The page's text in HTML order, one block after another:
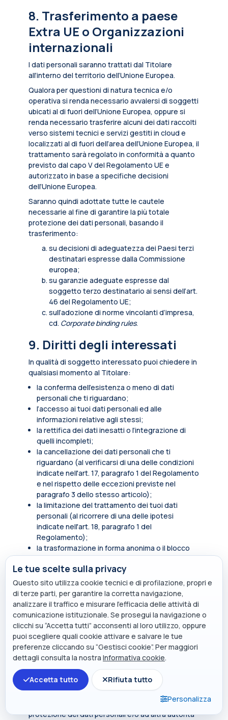
8. Trasferimento a paese
Extra UE o Organizzazioni
internazionali
I dati personali saranno trattati dal Titolare
all’interno del territorio dell’Unione Europea.
Qualora per questioni di natura tecnica e/o
operativa si renda necessario avvalersi di soggetti
ubicati al di fuori dell’Unione Europea, oppure si
renda necessario trasferire alcuni dei dati raccolti
verso sistemi tecnici e servizi gestiti in cloud e
localizzati al di fuori dell’area dell’Unione Europea, il
trattamento sarà regolato in conformità a quanto
previsto dal capo V del Regolamento UE e
autorizzato in base a specifiche decisioni
dell’Unione Europea.
Saranno quindi adottate tutte le cautele
necessarie al fine di garantire la più totale
protezione dei dati personali, basando il
trasferimento:
su decisioni di adeguatezza dei Paesi terzi
destinatari espresse dalla Commissione
europea;
su garanzie adeguate espresse dal
soggetto terzo destinatario ai sensi dell’art.
46 del Regolamento UE;
sull’adozione di norme vincolanti d’impresa,
cd. Corporate binding rules.
9. Diritti degli interessati
In qualità di soggetto interessato puoi chiedere in
qualsiasi momento al Titolare:
la conferma dell’esistenza o meno di dati
personali che ti riguardano;
l’accesso ai tuoi dati personali ed alle
informazioni relative agli stessi;
la rettifica dei dati inesatti o l’integrazione di
quelli incompleti;
la cancellazione dei dati personali che ti
riguardano (al verificarsi di una delle condizioni
indicate nell'art. 17, paragrafo 1 del Regolamento
e nel rispetto delle eccezioni previste nel
paragrafo 3 dello stesso articolo);
la limitazione del trattamento dei tuoi dati
personali (al ricorrere di una delle ipotesi
indicate nell'art. 18, paragrafo 1 del
Regolamento);
la trasformazione in forma anonima o il blocco
dei dati trattati in violazione di legge, compresi
quelli di cui non è necessaria la conservazione in
relazione agli scopi per i quali i dati sono stati
raccolti o successivamente trattati.
In qualità di soggetto interessato hai inoltre diritto
di opporti, in tutto o in parte, per motivi legittimi al
trattamento dei dati personali che ti riguardano,
ancorché pertinenti allo scopo della raccolta.
Tali diritti sono esercitabili rivolgendosi al punto di
contattoprivacy@polimi.it.
Qualora tu ritenga che i tuoi diritti siano stati violati
dal titolare e/o da un terzo, hai il diritto di
presentare un reclamo all’Autorità per la
protezione dei dati personali e/o ad altra autorità
Le tue scelte sulla privacy
Questo sito utilizza cookie tecnici e di profilazione, propri e
di terze parti, per garantire la corretta navigazione,
analizzare il traffico e misurare l’efficacia delle attività di
comunicazione istituzionale. Se prosegui la navigazione o
clicchi su “Accetta tutti” acconsenti al loro utilizzo, oppure
puoi scegliere quali cookie attivare e salvare le tue
preferenze cliccando su “Gestisci cookie”. Per maggiori
dettagli consulta la nostra Informativa cookie.
Accetta tutto
Rifiuta tutto
Personalizza